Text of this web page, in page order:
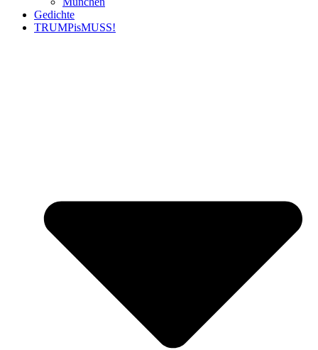
Gedichte
TRUMPisMUSS!